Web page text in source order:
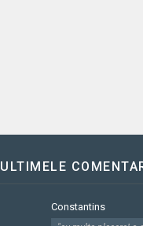
ULTIMELE
Constantins